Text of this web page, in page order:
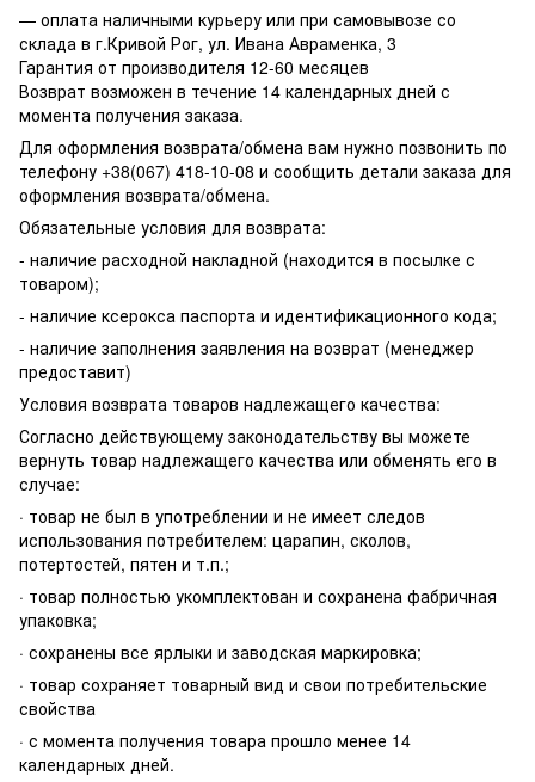
— оплата наличными курьеру или при самовывозе со
склада в г.Кривой Рог, ул. Ивана Авраменка, 3
Гарантия от производителя 12-60 месяцев
Возврат возможен в течение 14 календарных дней с
момента получения заказа.
Для оформления возврата/обмена вам нужно позвонить по
телефону +38(067) 418-10-08 и сообщить детали заказа для
оформления возврата/обмена.
Обязательные условия для возврата:
- наличие расходной накладной (находится в посылке с
товаром);
- наличие ксерокса паспорта и идентификационного кода;
- наличие заполнения заявления на возврат (менеджер
предоставит)
Условия возврата товаров надлежащего качества:
Согласно действующему законодательству вы можете
вернуть товар надлежащего качества или обменять его в
случае:
· товар не был в употреблении и не имеет следов
использования потребителем: царапин, сколов,
потертостей, пятен и т.п.;
· товар полностью укомплектован и сохранена фабричная
упаковка;
· сохранены все ярлыки и заводская маркировка;
· товар сохраняет товарный вид и свои потребительские
свойства
· с момента получения товара прошло менее 14
календарных дней.